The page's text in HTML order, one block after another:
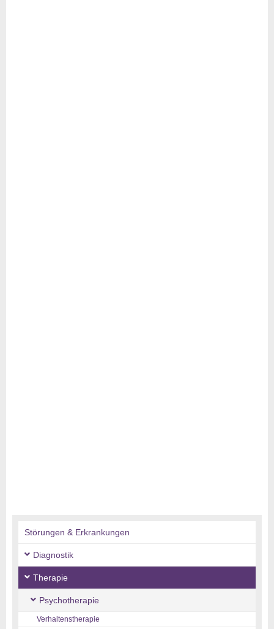
Störungen & Erkrankungen
Diagnostik
Therapie
Psychotherapie
Verhaltenstherapie